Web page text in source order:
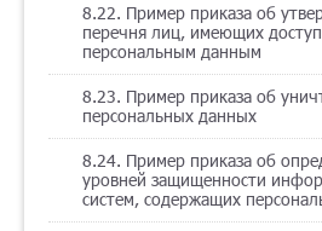
8.22. Пример приказа об
перечня лиц, имеющих
персональным данным
8.23. Пример приказа об
персональных данных
8.24. Пример приказа об
уровней защищенности
систем, содержащих